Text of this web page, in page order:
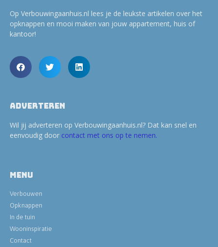
Op Verbouwingaanhuis.nl lees je de leukste artikelen over het
opknappen en mooi maken van jouw appartement, huis of
kantoor!
Adverteren
Wil jij adverteren op Verbouwingaanhuis.nl? Dat kan snel en
eenvoudig door contact met ons op te nemen.
Menu
Verbouwen
Opknappen
In de tuin
Wooninspiratie
Contact